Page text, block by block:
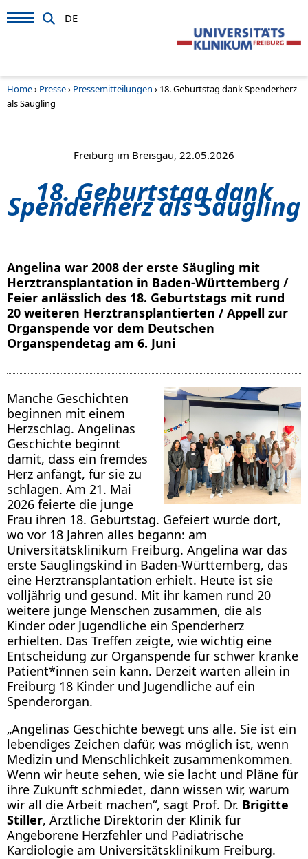
DE
Home› Presse› Pressemitteilungen › 18. Geburtstag dank Spenderherz
als Säugling
Freiburg im Breisgau, 22.05.2026
18. Geburtstag dank
Spenderherz als Säugling
Angelina war 2008 der erste Säugling mit
Herztransplantation in Baden-Württemberg /
Feier anlässlich des 18. Geburtstags mit rund
20 weiteren Herztransplantierten / Appell zur
Organspende vor dem Deutschen
Organspendetag am 6. Juni
Manche Geschichten
beginnen mit einem
Herzschlag. Angelinas
Geschichte beginnt
damit, dass ein fremdes
Herz anfängt, für sie zu
schlagen. Am 21. Mai
2026 feierte die junge
Frau ihren 18. Geburtstag. Gefeiert wurde dort,
wo vor 18 Jahren alles begann: am
Universitätsklinikum Freiburg. Angelina war das
erste Säuglingskind in Baden-Württemberg, das
eine Herztransplantation erhielt. Heute ist sie
volljährig und gesund. Mit ihr kamen rund 20
weitere junge Menschen zusammen, die als
Kinder oder Jugendliche ein Spenderherz
erhielten. Das Treffen zeigte, wie wichtig eine
Entscheidung zur Organspende für schwer kranke
Patient*innen sein kann. Derzeit warten allein in
Freiburg 18 Kinder und Jugendliche auf ein
Spenderorgan.
„Angelinas Geschichte bewegt uns alle. Sie ist ein
lebendiges Zeichen dafür, was möglich ist, wenn
Medizin und Menschlichkeit zusammenkommen.
Wenn wir heute sehen, wie sie lacht und Pläne für
ihre Zukunft schmiedet, dann wissen wir, warum
wir all die Arbeit machen“, sagt Prof. Dr. Brigitte
Stiller, Ärztliche Direktorin der Klinik für
Angeborene Herzfehler und Pädiatrische
Kardiologie am Universitätsklinikum Freiburg.